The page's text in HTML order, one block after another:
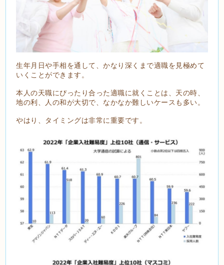
生年月日や手相を通して、かなり深くまで適職を見極めて
いくことができます。
本人の天職にぴったり合った適職に就くことは、天の時、
地の利、人の和が大切で、なかなか難しいケースも多い。
やはり、タイミングは非常に重要です。